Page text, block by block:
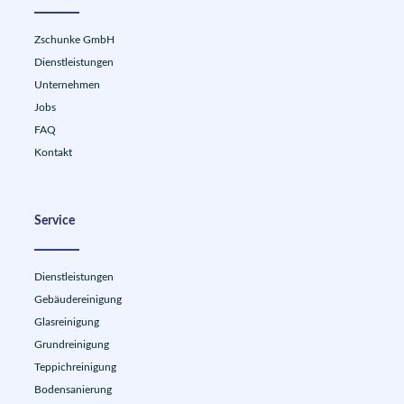
Zschunke GmbH
Dienstleistungen
Unternehmen
Jobs
FAQ
Kontakt
Service
Dienstleistungen
Gebäudereinigung
Glasreinigung
Grundreinigung
Teppichreinigung
Bodensanierung